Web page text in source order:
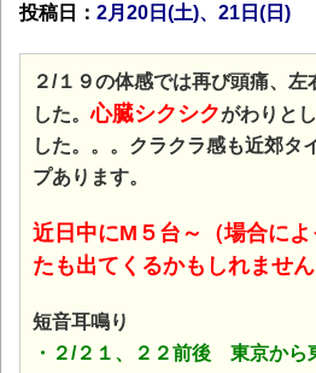
投稿日： 2月20日(土)、21日(日)
２/１９の体感では再び頭痛、左
した。心臓シクシクがわりと
した。。。クラクラ感も近郊タ
プあります。
近日中にM５台～（場合に
たも出てくるかもしれません
短音耳鳴り
・２/２１、２２前後 東京か